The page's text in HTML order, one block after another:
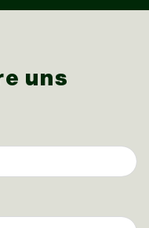
uns